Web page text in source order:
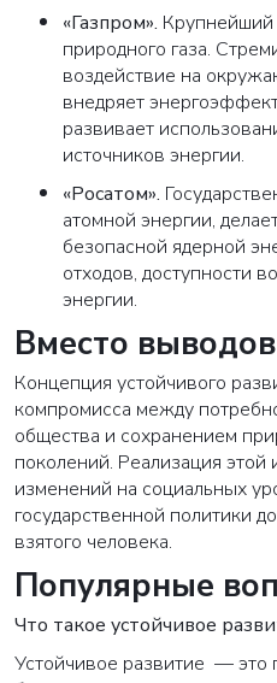
«Газпром». Крупнейший
природного газа.
воздействие на
внедряет
развивает
источников энергии.
«Росатом».
атомной энергии,
безопасной ядерной
отходов, доступности
энергии.
Вместо выводов
Концепция устойчивого
компромисса между
общества и сохранением
поколений. Реализация этой
изменений на социальных
государственной политики
взятого человека.
Популярные
Что такое устойчивое
Устойчивое развитие — это